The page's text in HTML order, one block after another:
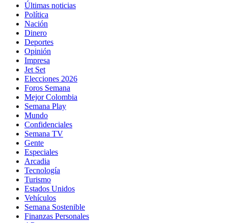
Últimas noticias
Política
Nación
Dinero
Deportes
Opinión
Impresa
Jet Set
Elecciones 2026
Foros Semana
Mejor Colombia
Semana Play
Mundo
Confidenciales
Semana TV
Gente
Especiales
Arcadia
Tecnología
Turismo
Estados Unidos
Vehículos
Semana Sostenible
Finanzas Personales